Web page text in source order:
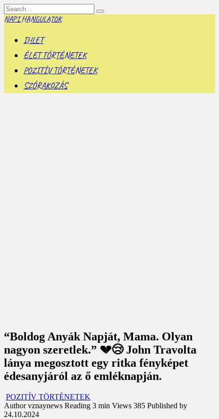
Skip
to
content
Search
for:
NAPI HANGULATOK
IHLET
ÉLET TÖRTÉNETEK
POZITÍV TÖRTÉNETEK
SZÓRAKOZÁS
“Boldog Anyák Napját, Mama. Olyan
nagyon szeretlek.” 💔😢 John Travolta
lánya megosztott egy ritka fényképet
édesanyjáról az ő emléknapján.
POZITÍV TÖRTÉNETEK
Author vznaynews Reading 3 min Views 385 Published by
24.10.2024